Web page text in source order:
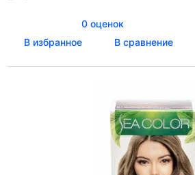
0 оценок
В избранное
В сравнение